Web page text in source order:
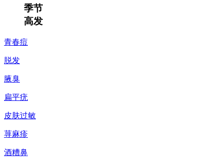
季节
高发
青春痘
脱发
腋臭
扁平疣
皮肤过敏
荨麻疹
酒糟鼻